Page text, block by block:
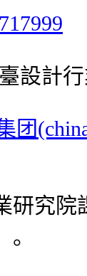
設計
团
究院課